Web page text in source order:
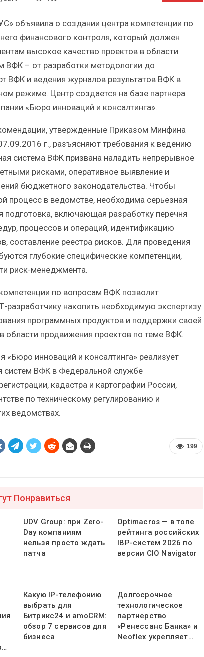
объявила о создании центра компетенции по
финансового контроля, который должен
высокое качество проектов в области
ВФК – от разработки методологии до
ВФК и ведения журналов результатов ВФК в
режиме. Центр создается на базе партнера
«Бюро инноваций и консалтинга».
утвержденные Приказом Минфина
г., разъясняют требования к ведению
система ВФК призвана наладить непрерывное
рисками, оперативное выявление и
бюджетного законодательства. Чтобы
процесс в ведомстве, необходима серьезная
подготовка, включающая разработку перечня
процессов и операций, идентификацию
составление реестра рисков. Для проведения
глубокие специфические компетенции,
риск-менеджмента.
по вопросам ВФК позволит
разработчику накопить необходимую экспертизу
программных продуктов и поддержки своей
области продвижения проектов по теме ВФК.
«Бюро инноваций и консалтинга» реализует
систем ВФК в Федеральной службе
кадастра и картографии России,
по техническому регулированию и
ведомствах.
199
Понравиться
UDV Group: при Zero-
Day компаниям
нельзя просто ждать
патча
Optimacros — в топе
рейтинга российских
IBP-систем 2026 по
версии CIO Navigator
Какую IP-телефонию
выбрать для
Битрикс24 и amoCRM:
обзор 7 сервисов для
бизнеса
Долгосрочное
технологическое
партнерство
«Ренессанс Банка» и
Neoflex укрепляет…
угрозы
Итоги и Бестселлеры
ИБП
Отрасль ИБП в депрессии?